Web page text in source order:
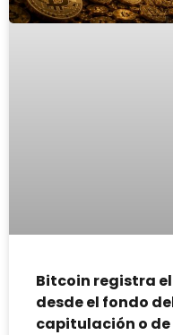
Bitcoin registra
desde el fondo
capitulación o de